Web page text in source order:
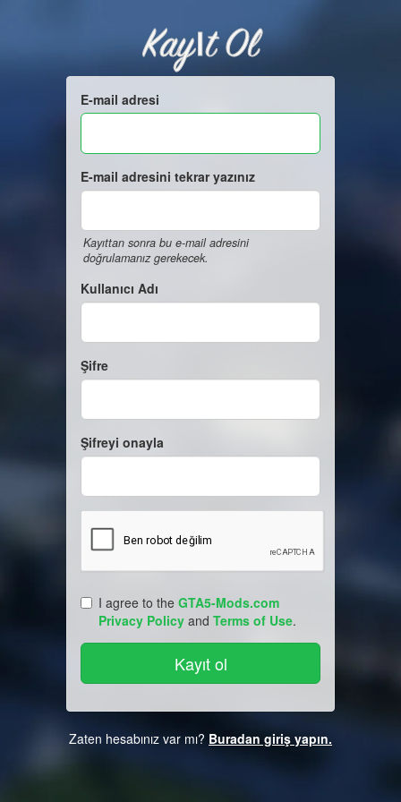
Kayıt Ol
E-mail adresi
E-mail adresini tekrar yazınız
Kayıttan sonra bu e-mail adresini
doğrulamanız gerekecek.
Kullanıcı Adı
Şifre
Şifreyi onayla
I agree to the GTA5-Mods.com
Privacy Policy and Terms of Use.
Zaten hesabınız var mı? Buradan giriş yapın.